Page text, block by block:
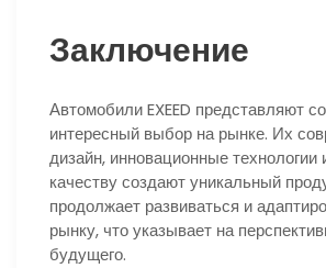
Заключение
Автомобили EXEED представляют
интересный выбор на рынке. Их
дизайн, инновационные технологии
качеству создают уникальный
продолжает развиваться и
рынку, что указывает на
будущего.